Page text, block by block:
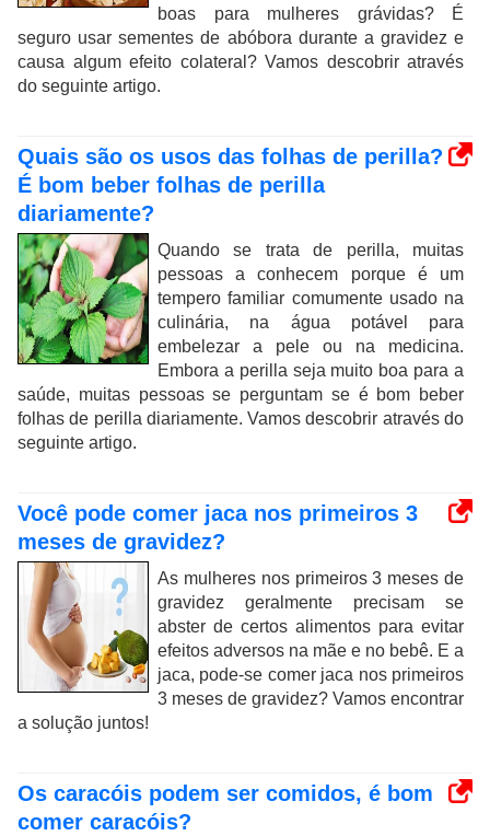
boas para mulheres grávidas? É
seguro usar sementes de abóbora durante a gravidez e
causa algum efeito colateral? Vamos descobrir através
do seguinte artigo.
Quais são os usos das folhas de perilla?
É bom beber folhas de perilla
diariamente?
Quando se trata de perilla, muitas
pessoas a conhecem porque é um
tempero familiar comumente usado na
culinária, na água potável para
embelezar a pele ou na medicina.
Embora a perilla seja muito boa para a
saúde, muitas pessoas se perguntam se é bom beber
folhas de perilla diariamente. Vamos descobrir através do
seguinte artigo.
Você pode comer jaca nos primeiros 3
meses de gravidez?
As mulheres nos primeiros 3 meses de
gravidez geralmente precisam se
abster de certos alimentos para evitar
efeitos adversos na mãe e no bebê. E a
jaca, pode-se comer jaca nos primeiros
3 meses de gravidez? Vamos encontrar
a solução juntos!
Os caracóis podem ser comidos, é bom
comer caracóis?